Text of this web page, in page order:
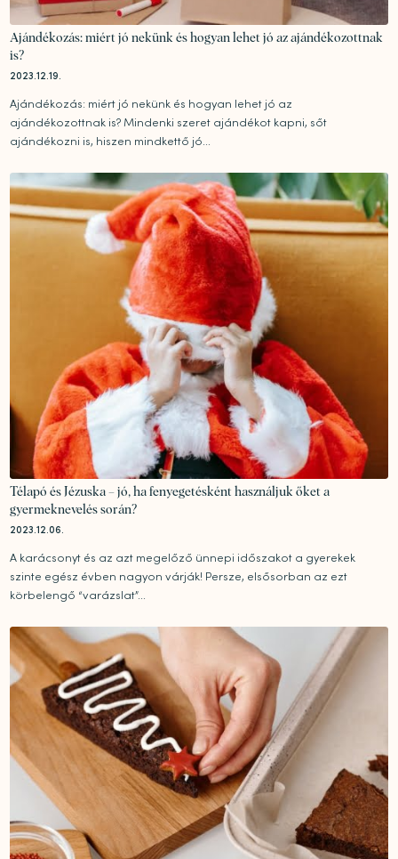
Ajándékozás: miért jó nekünk és hogyan lehet jó az ajándékozottnak
is?
2023.12.19.
Ajándékozás: miért jó nekünk és hogyan lehet jó az
ajándékozottnak is? Mindenki szeret ajándékot kapni, sőt
ajándékozni is, hiszen mindkettő jó...
Télapó és Jézuska – jó, ha fenyegetésként használjuk őket a
gyermeknevelés során?
2023.12.06.
A karácsonyt és az azt megelőző ünnepi időszakot a gyerekek
szinte egész évben nagyon várják! Persze, elsősorban az ezt
körbelengő “varázslat”...